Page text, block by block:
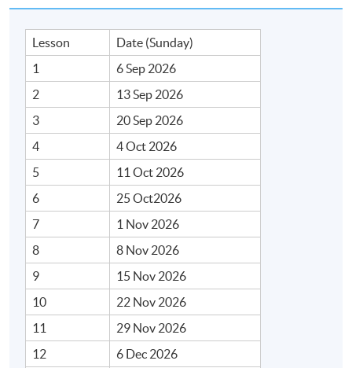
逢周日，9:30am - 12:30pm 及 1:30pm - 4:30pm
修業期
17 節
地點
香港大學專業進修學院北角城教學中心及其他實習地
點
Lesson
Date (Sunday)
1
6 Sep 2026
2
13 Sep 2026
3
20 Sep 2026
4
4 Oct 2026
5
11 Oct 2026
6
25 Oct2026
7
1 Nov 2026
8
8 Nov 2026
9
15 Nov 2026
10
22 Nov 2026
11
29 Nov 2026
12
6 Dec 2026